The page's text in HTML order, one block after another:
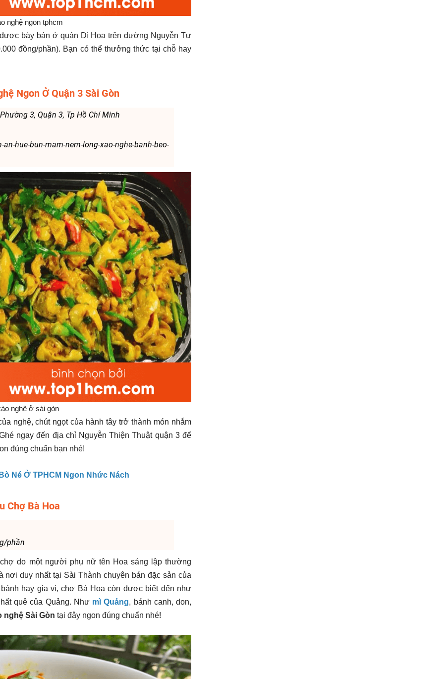
nghệ ngon tphcm
bày bán ở quán Dì Hoa trên đường Nguyễn Tư
đồng/phần). Bạn có thể thưởng thức tại chỗ hay
Ngon Ở Quận 3 Sài Gòn
3, Quận 3, Tp Hồ Chí Minh
hue-bun-mam-nem-long-xao-nghe-banh-beo-
nghệ ở sài gòn
nghệ, chút ngọt của hành tây trở thành món nhắm
ngay đến địa chỉ Nguyễn Thiện Thuật quận 3 để
đúng chuẩn bạn nhé!
Né Ở TPHCM Ngon Nhức Nách
Chợ Bà Hoa
phần
do một người phụ nữ tên Hoa sáng lập thường
nơi duy nhất tại Sài Thành chuyên bán đặc sản của
hay gia vị, chợ Bà Hoa còn được biết đến như
quê của Quảng. Như mì Quảng, bánh canh, don,
nghệ Sài Gòn tại đây ngon đúng chuẩn nhé!